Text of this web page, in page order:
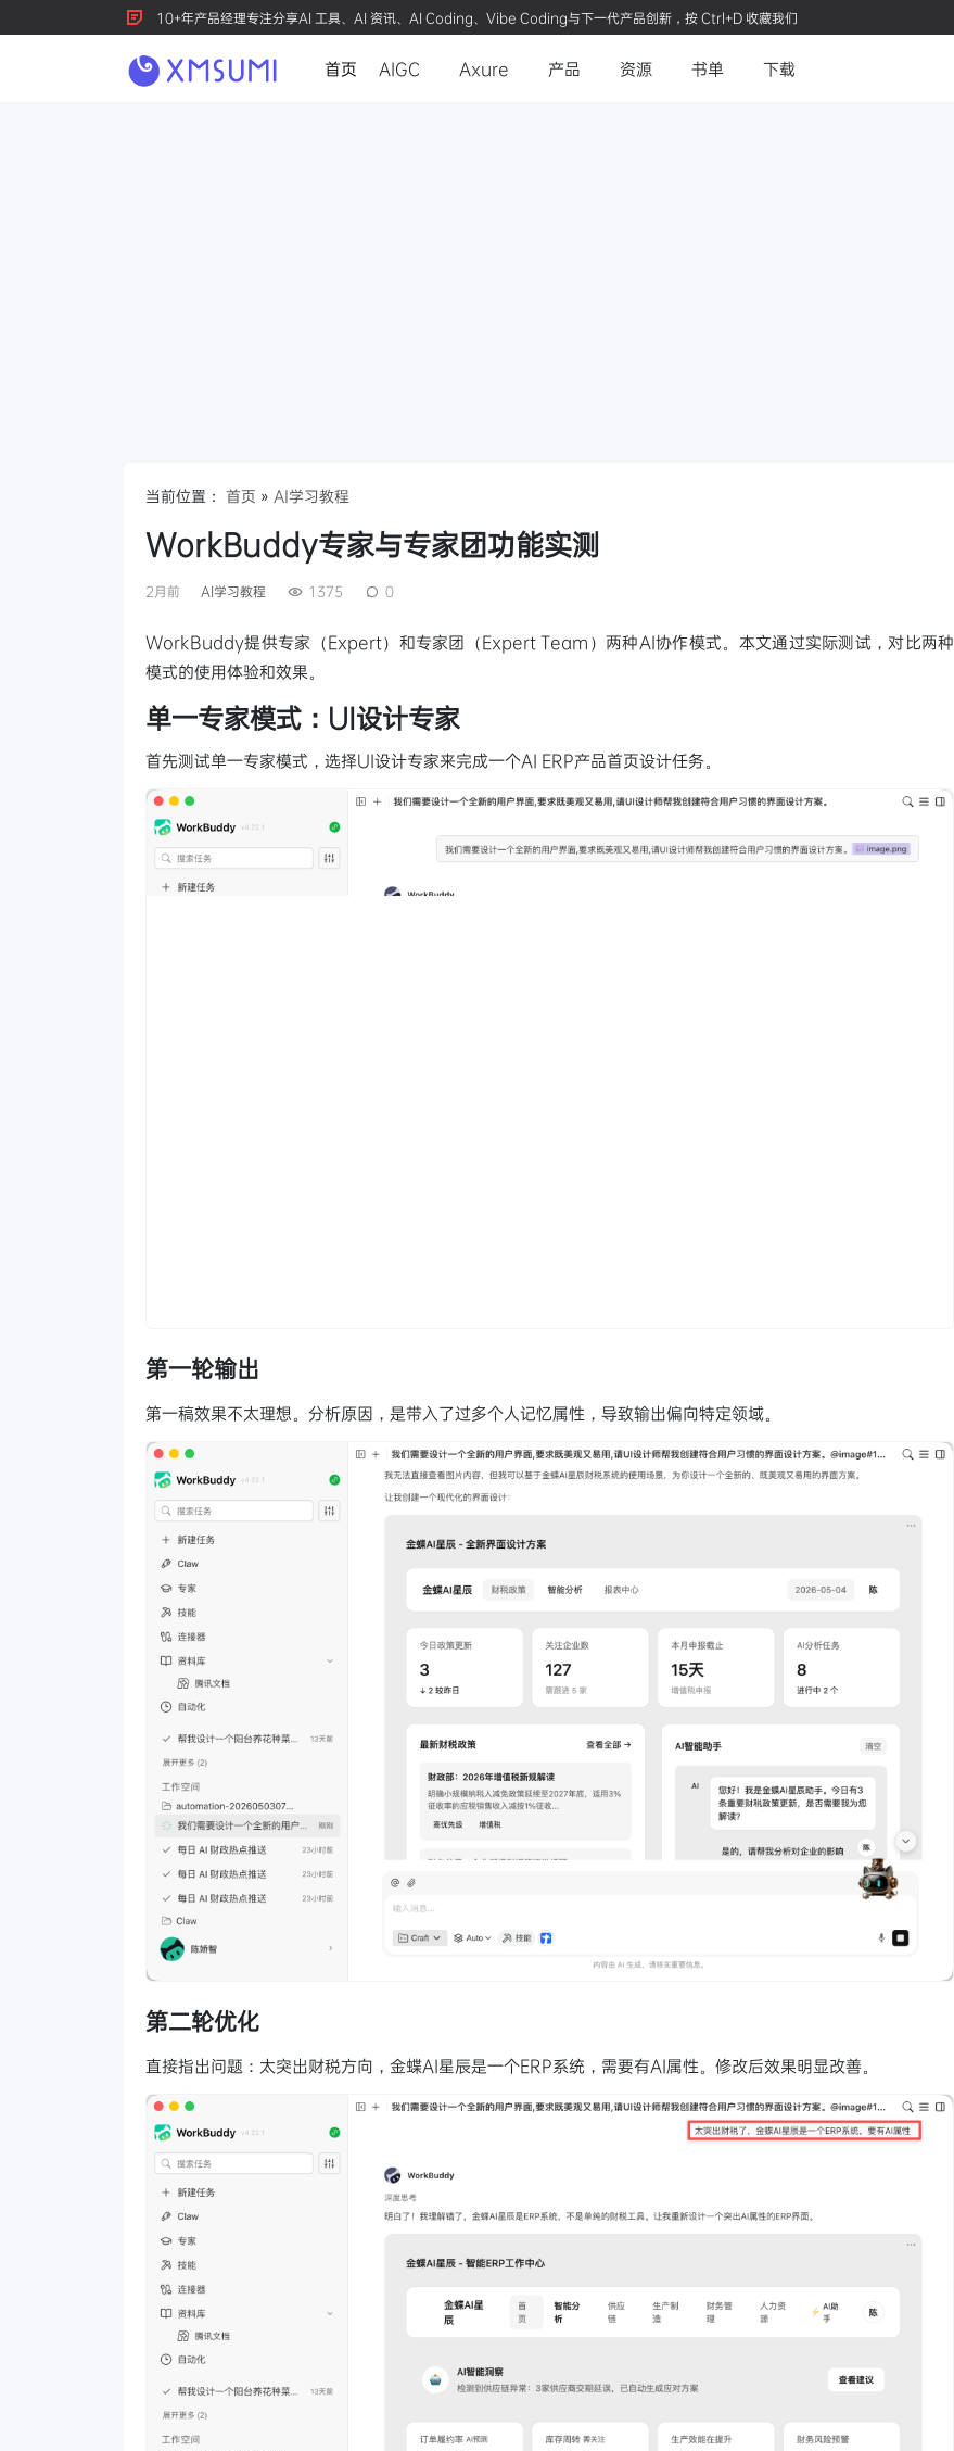
10+年产品经理专注分享AI 工具、AI 资讯、AI Coding、Vibe Coding与下一代产品创新，按 Ctrl+D 收藏我们
首页 AIGC Axure 产品 资源 书单 下载
当前位置： 首页 » AI学习教程
WorkBuddy专家与专家团功能实测
2月前 AI学习教程 1375 0
WorkBuddy提供专家（Expert）和专家团（Expert Team）两种AI协作模式。本文通过实际测试，对比两种
模式的使用体验和效果。
单一专家模式：UI设计专家
首先测试单一专家模式，选择UI设计专家来完成一个AI ERP产品首页设计任务。
第一轮输出
第一稿效果不太理想。分析原因，是带入了过多个人记忆属性，导致输出偏向特定领域。
第二轮优化
直接指出问题：太突出财税方向，金蝶AI星辰是一个ERP系统，需要有AI属性。修改后效果明显改善。